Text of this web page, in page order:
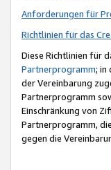
Anforderungen für
Richtlinien für das
Diese Richtlinien für
Partnerprogramm; in
der Vereinbarung
Partnerprogramm
Einschränkung von
Partnerprogramm,
gegen die